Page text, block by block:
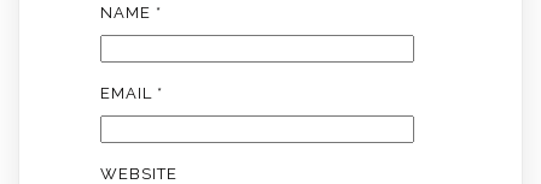
NAME *
EMAIL *
WEBSITE